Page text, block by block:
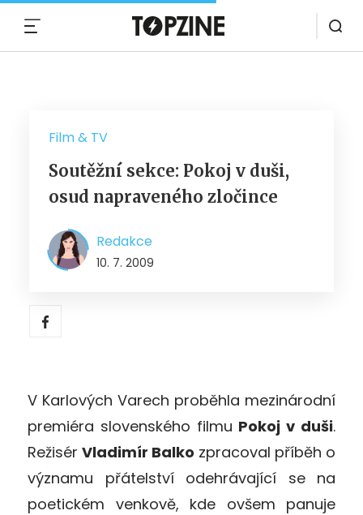
Film & TV
Soutěžní sekce: Pokoj v duši,
osud napraveného zločince
Redakce
10. 7. 2009
V Karlových Varech proběhla mezinárodní
premiéra slovenského filmu Pokoj v duši.
RežisérVladimír Balko zpracoval příběh o
významu přátelství odehrávající se na
poetickém venkově, kde ovšem panuje